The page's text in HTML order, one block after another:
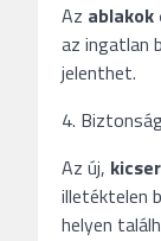
Az
az ingatlan
jelenthet.
4.
Az új,
illetéktelen
helyen